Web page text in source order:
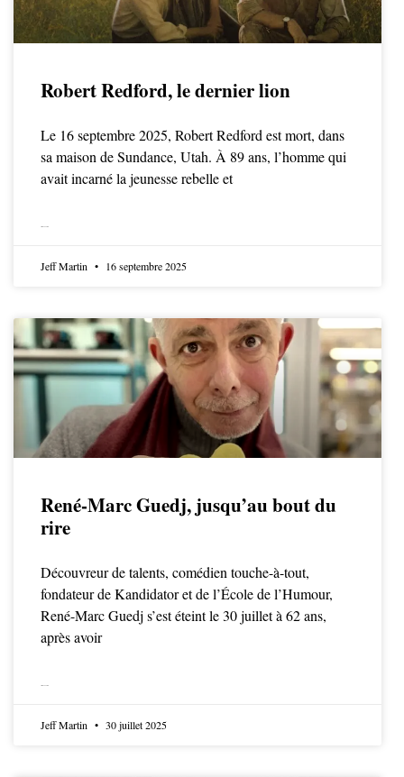
Robert Redford, le dernier lion
Le 16 septembre 2025, Robert Redford est mort, dans
sa maison de Sundance, Utah. À 89 ans, l’homme qui
avait incarné la jeunesse rebelle et
Jeff Martin 16 septembre 2025
René-Marc Guedj, jusqu’au bout du
rire
Découvreur de talents, comédien touche-à-tout,
fondateur de Kandidator et de l’École de l’Humour,
René-Marc Guedj s’est éteint le 30 juillet à 62 ans,
après avoir
Jeff Martin 30 juillet 2025